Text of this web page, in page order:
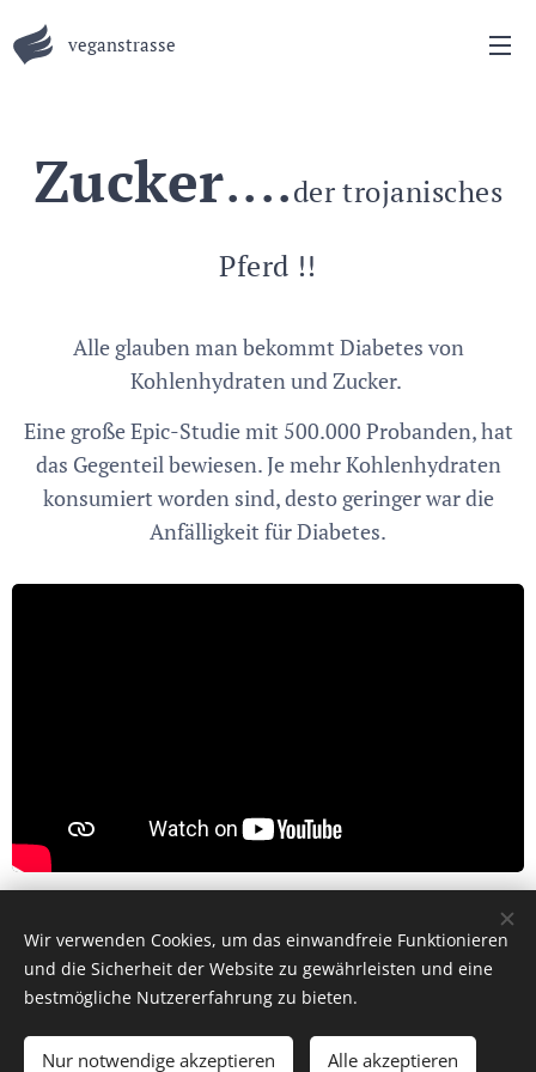
veganstrasse
Zucker....der trojanisches
Pferd !!
Alle glauben man bekommt Diabetes von
Kohlenhydraten und Zucker.
Eine große Epic-Studie mit 500.000 Probanden, hat
das Gegenteil bewiesen. Je mehr Kohlenhydraten
konsumiert worden sind, desto geringer war die
Anfälligkeit für Diabetes.
Bilder bereitgestellt vonPexels
Wir verwenden Cookies, um das einwandfreie Funktionieren
und die Sicherheit der Website zu gewährleisten und eine
bestmögliche Nutzererfahrung zu bieten.
Nur notwendige akzeptieren Alle akzeptieren